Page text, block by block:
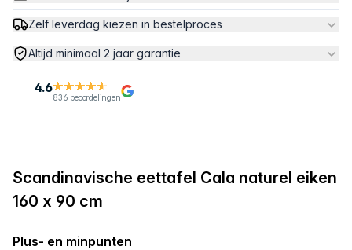
Zelf leverdag kiezen in bestelproces
Altijd minimaal 2 jaar garantie
4.6
836 beoordelingen
Scandinavische eettafel Cala naturel eiken
160 x 90 cm
Plus- en minpunten